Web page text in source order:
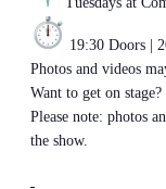
19:30 Doors |
Photos and videos
Want to get on
Please note: photos
the show.